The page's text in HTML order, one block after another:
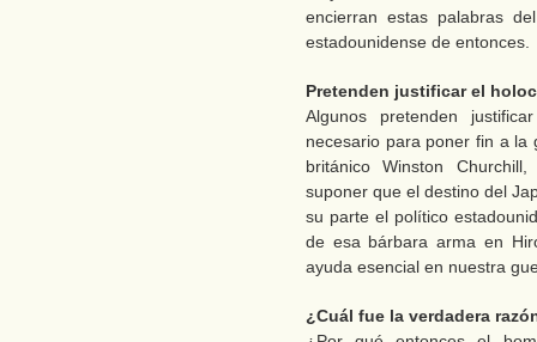
encierran estas palabras
estadounidense de entonces.
Pretenden justificar el
Algunos pretenden
necesario para poner fin a la
británico Winston
suponer que el destino del
su parte el político
de esa bárbara arma en
ayuda esencial en nuestra
¿Cuál fue la verdadera